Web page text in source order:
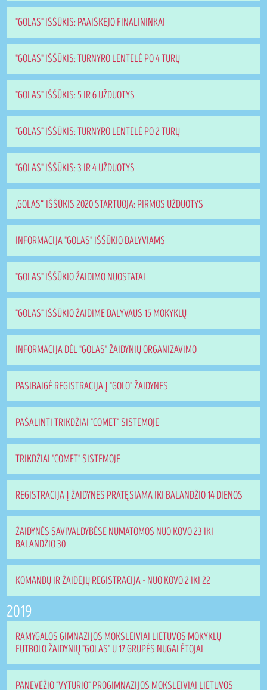
"GOLAS" IŠŠŪKIS: PAAIŠKĖJO FINALININKAI
"GOLAS" IŠŠŪKIS: TURNYRO LENTELĖ PO 4 TURŲ
"GOLAS" IŠŠŪKIS: 5 IR 6 UŽDUOTYS
"GOLAS" IŠŠŪKIS: TURNYRO LENTELĖ PO 2 TURŲ
"GOLAS" IŠŠŪKIS: 3 IR 4 UŽDUOTYS
„GOLAS“ IŠŠŪKIS 2020 STARTUOJA: PIRMOS UŽDUOTYS
INFORMACIJA "GOLAS" IŠŠŪKIO DALYVIAMS
"GOLAS" IŠŠŪKIO ŽAIDIMO NUOSTATAI
"GOLAS" IŠŠŪKIO ŽAIDIME DALYVAUS 15 MOKYKLŲ
INFORMACIJA DĖL "GOLAS" ŽAIDYNIŲ ORGANIZAVIMO
PASIBAIGĖ REGISTRACIJA Į "GOLO" ŽAIDYNES
PAŠALINTI TRIKDŽIAI "COMET" SISTEMOJE
TRIKDŽIAI "COMET" SISTEMOJE
REGISTRACIJA Į ŽAIDYNES PRATĘSIAMA IKI BALANDŽIO 14 DIENOS
ŽAIDYNĖS SAVIVALDYBĖSE NUMATOMOS NUO KOVO 23 IKI
BALANDŽIO 30
KOMANDŲ IR ŽAIDĖJŲ REGISTRACIJA - NUO KOVO 2 IKI 22
2019
RAMYGALOS GIMNAZIJOS MOKSLEIVIAI LIETUVOS MOKYKLŲ
FUTBOLO ŽAIDYNIŲ "GOLAS" U 17 GRUPĖS NUGALĖTOJAI
PANEVĖŽIO "VYTURIO" PROGIMNAZIJOS MOKSLEIVIAI LIETUVOS